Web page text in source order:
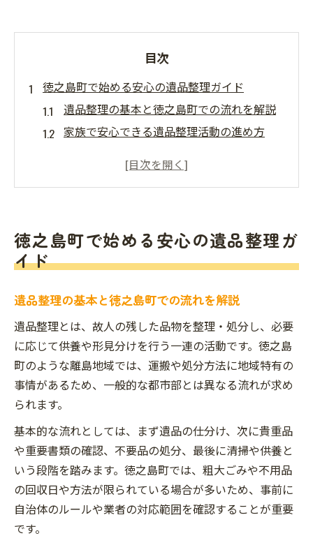
目次
徳之島町で始める安心の遺品整理ガイド
遺品整理の基本と徳之島町での流れを解説
家族で安心できる遺品整理活動の進め方
丁寧な遺品整理で大切な思い出を守る方法
徳之島町で安心できる遺品整理業者の見極
め方
目
信頼できる遺品整理の業者を見分けるポイ
ント
徳之島町で遺品整理業者の比較を行うメリ
ット
しよう
離島特有の遺品整理事情と失敗しない対策
離島で遺品整理を行う際の課題と対応策
徳之島町の遺品整理で注意したい地域事情
離島の遺品整理活動に強い業者の特徴とは
徳之島町で始める安心の遺品整理ガ
イド
遺品整理の基本と徳之島町での流れを解説
遺品整理とは、故人の残した品物を整理・処分し、必要
に応じて供養や形見分けを行う一連の活動です。徳之島
町のような離島地域では、運搬や処分方法に地域特有の
事情があるため、一般的な都市部とは異なる流れが求め
られます。
基本的な流れとしては、まず遺品の仕分け、次に貴重品
や重要書類の確認、不要品の処分、最後に清掃や供養と
いう段階を踏みます。徳之島町では、粗大ごみや不用品
の回収日や方法が限られている場合が多いため、事前に
自治体のルールや業者の対応範囲を確認することが重要
です。